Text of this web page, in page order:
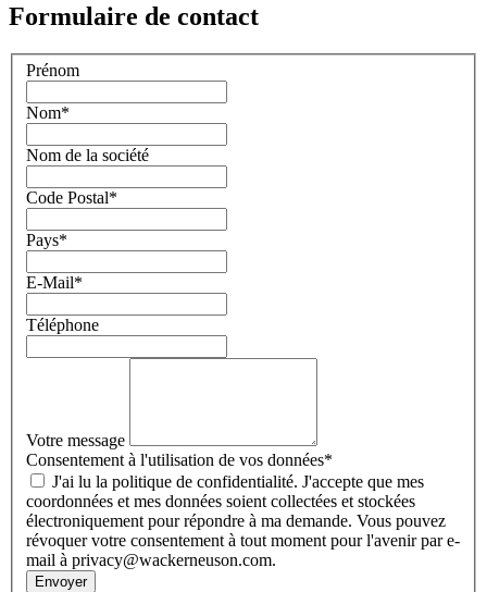
Formulaire de contact
Prénom
Nom*
Nom de la société
Code Postal*
Pays*
E-Mail*
Téléphone
Votre message
Consentement à l'utilisation de vos données*
coordonnées et mes données soient collectées et stockées
électroniquement pour répondre à ma demande. Vous pouvez
révoquer votre consentement à tout moment pour l'avenir par e-
mail à privacy@wackerneuson.com.
Envoyer